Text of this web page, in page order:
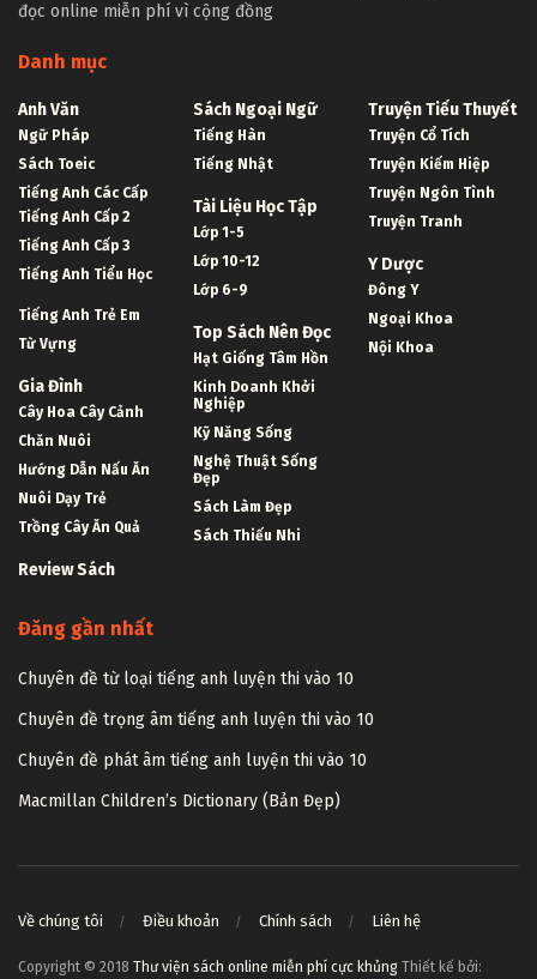
đọc online miễn phí vì cộng đồng
Danh mục
Anh Văn
Ngữ Pháp
Sách Toeic
Tiếng Anh Các Cấp
Tiếng Anh Cấp 2
Tiếng Anh Cấp 3
Tiếng Anh Tiểu Học
Tiếng Anh Trẻ Em
Từ Vựng
Gia Đình
Cây Hoa Cây Cảnh
Chăn Nuôi
Hướng Dẫn Nấu Ăn
Nuôi Dạy Trẻ
Trồng Cây Ăn Quả
Review Sách
Sách Ngoại Ngữ
Tiếng Hàn
Tiếng Nhật
Tài Liệu Học Tập
Lớp 1-5
Lớp 10-12
Lớp 6-9
Top Sách Nên Đọc
Hạt Giống Tâm Hồn
Kinh Doanh Khởi
Nghiệp
Kỹ Năng Sống
Nghệ Thuật Sống
Đẹp
Sách Làm Đẹp
Sách Thiếu Nhi
Truyện Tiểu Thuyết
Truyện Cổ Tích
Truyện Kiếm Hiệp
Truyện Ngôn Tình
Truyện Tranh
Y Dược
Đông Y
Ngoại Khoa
Nội Khoa
Đăng gần nhất
Chuyên đề từ loại tiếng anh luyện thi vào 10
Chuyên đề trọng âm tiếng anh luyện thi vào 10
Chuyên đề phát âm tiếng anh luyện thi vào 10
Macmillan Children’s Dictionary (Bản Đẹp)
Về chúng tôi Điều khoản Chính sách Liên hệ
Copyright © 2018 Thư viện sách online miễn phí cực khủng Thiết kế bởi: